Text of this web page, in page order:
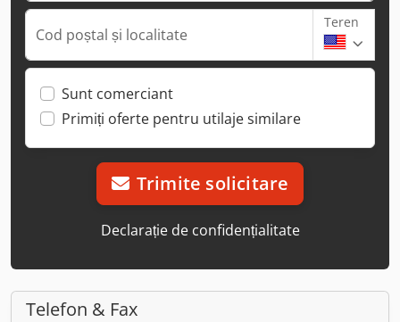
Cod poștal și localitate
Teren
Sunt comerciant
Primiți oferte pentru utilaje similare
Trimite solicitare
Declarație de confidențialitate
Telefon & Fax